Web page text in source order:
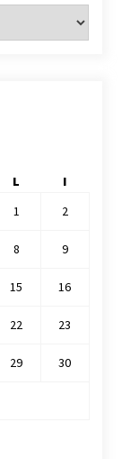
L
I
1
2
8 9
15 16
22 23
29 30